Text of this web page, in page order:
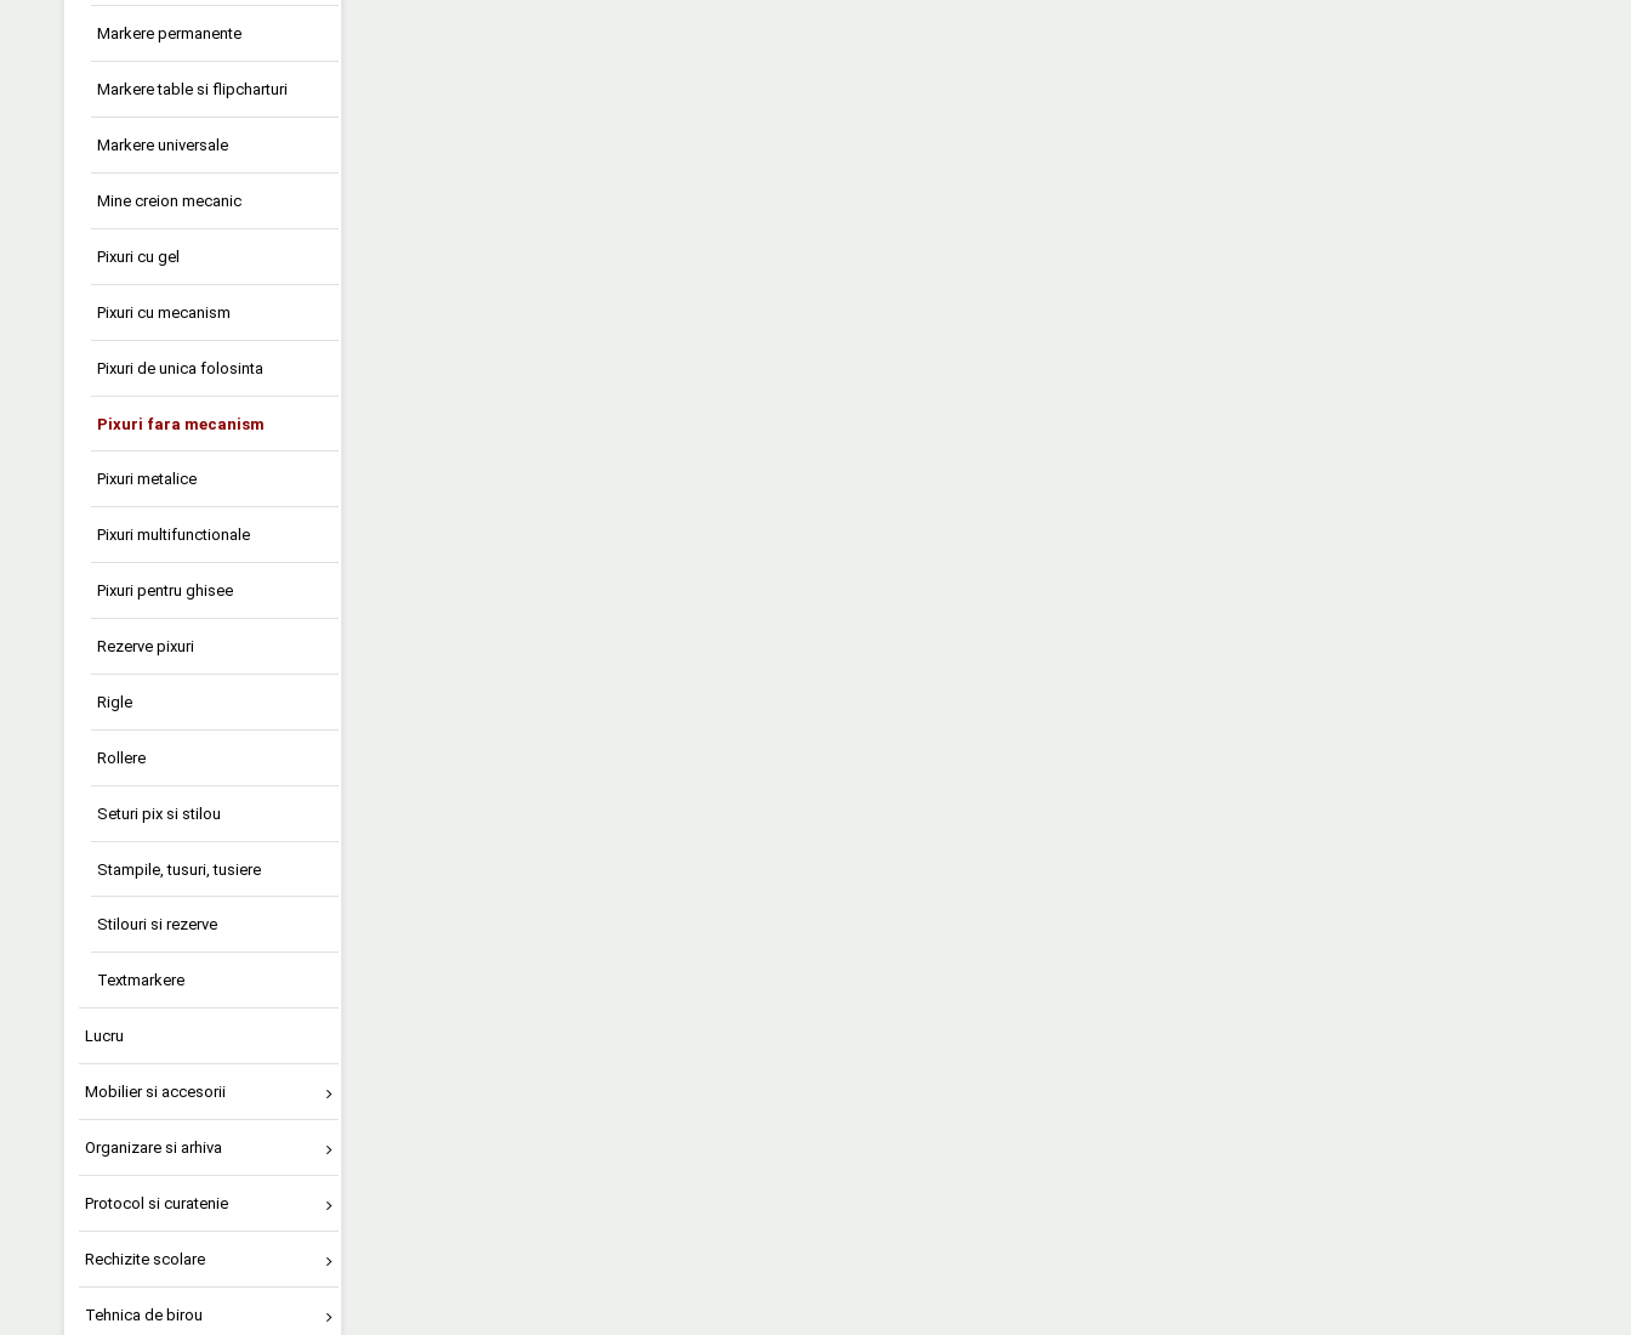
Markere permanente
Markere table si flipcharturi
Markere universale
Mine creion mecanic
Pixuri cu gel
Pixuri cu mecanism
Pixuri de unica folosinta
Pixuri fara mecanism
Pixuri metalice
Pixuri multifunctionale
Pixuri pentru ghisee
Rezerve pixuri
Rigle
Rollere
Seturi pix si stilou
Stampile, tusuri, tusiere
Stilouri si rezerve
Textmarkere
Lucru
Mobilier si accesorii
Organizare si arhiva
Protocol si curatenie
Rechizite scolare
Tehnica de birou